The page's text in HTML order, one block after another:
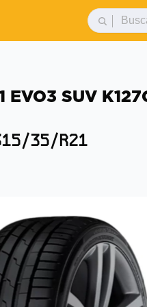
EVO3 SUV
35/R21